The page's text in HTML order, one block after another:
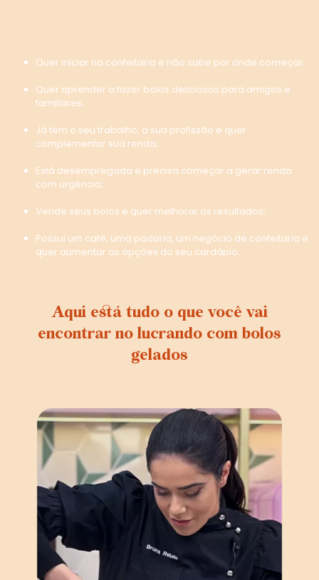
Quer iniciar na confeitaria e não sabe por onde começar;
Quer aprender a fazer bolos deliciosos para amigos e
familiares;
Já tem o seu trabalho, a sua profissão e quer
complementar sua renda;
Está desempregada e precisa começar a gerar renda
com urgência;
Vende seus bolos e quer melhorar os resultados;
Possui um café, uma padaria, um negócio de confeitaria e
quer aumentar as opções do seu cardápio.
Aqui está tudo o que você vai
encontrar no lucrando com bolos
gelados